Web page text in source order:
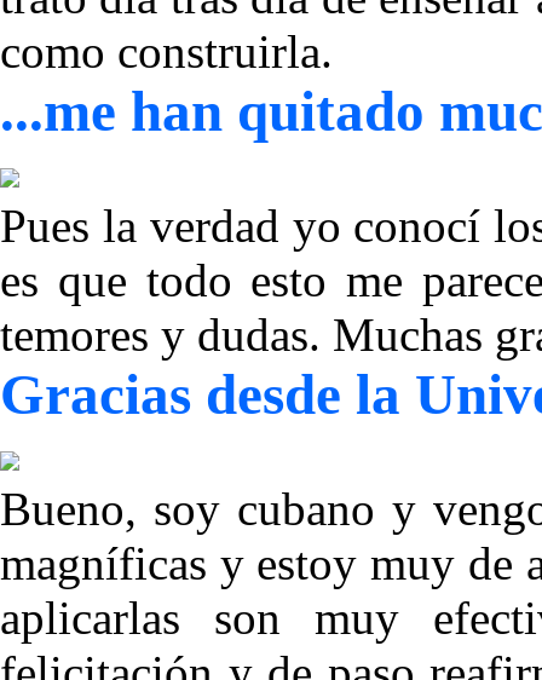
como construirla.
...me han quitado
Pues la verdad yo conocí
es que todo esto me
temores y dudas. Muchas
Gracias desde la
Bueno, soy cubano y
magníficas y estoy muy de
aplicarlas son muy